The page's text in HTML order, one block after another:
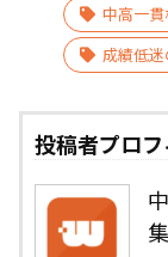
中高一
成績低
投稿者プロ